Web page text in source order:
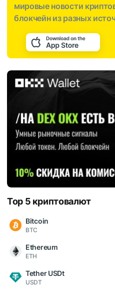
мировые новости
блокчейн из разных
Top 5 криптовалют
Bitcoin
BTC
Ethereum
ETH
Tether USDt
USDT